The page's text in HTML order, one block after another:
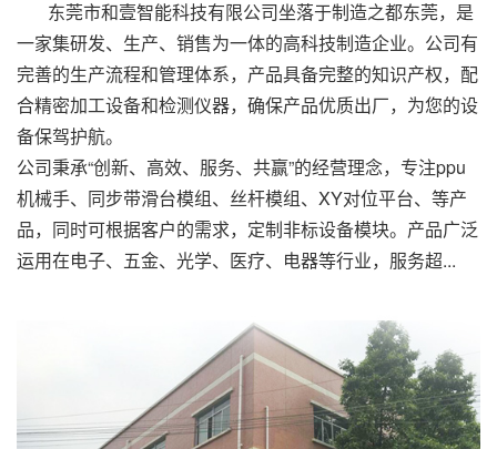
东莞市和壹智能科技有限公司坐落于制造之都东莞，是
一家集研发、生产、销售为一体的高科技制造企业。公司有
完善的生产流程和管理体系，产品具备完整的知识产权，配
合精密加工设备和检测仪器，确保产品优质出厂，为您的设
备保驾护航。
公司秉承“创新、高效、服务、共赢”的经营理念，专注ppu
机械手、同步带滑台模组、丝杆模组、XY对位平台、等产
品，同时可根据客户的需求，定制非标设备模块。产品广泛
运用在电子、五金、光学、医疗、电器等行业，服务超...